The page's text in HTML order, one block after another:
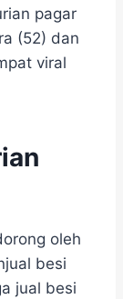
pagar
(52) dan
viral
oleh
besi
jual besi